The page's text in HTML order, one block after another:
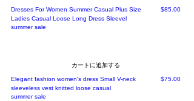
Dresses For Women Summer Casual Plus Size
Ladies Casual Loose Long Dress Sleevel
価格
$85.00
summer sale
カートに追加する
Elegant fashion women's dress Small V-neck
sleeveless vest knitted loose casual
価格
$75.00
summer sale